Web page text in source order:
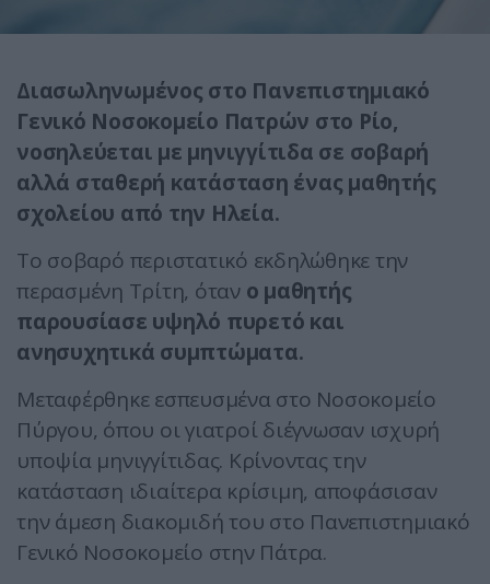
Διασωληνωμένος στο Πανεπιστημιακό
Γενικό Νοσοκομείο Πατρών στο Ρίο,
νοσηλεύεται με μηνιγγίτιδα σε σοβαρή
αλλά σταθερή κατάσταση ένας μαθητής
σχολείου από την Ηλεία.
Το σοβαρό περιστατικό εκδηλώθηκε την
περασμένη Τρίτη, ότανο μαθητής
παρουσίασε υψηλό πυρετό και
ανησυχητικά συμπτώματα.
Μεταφέρθηκε εσπευσμένα στο Νοσοκομείο
Πύργου, όπου οι γιατροί διέγνωσαν ισχυρή
υποψία μηνιγγίτιδας. Κρίνοντας την
κατάσταση ιδιαίτερα κρίσιμη, αποφάσισαν
την άμεση διακομιδή του στο Πανεπιστημιακό
Γενικό Νοσοκομείο στην Πάτρα.